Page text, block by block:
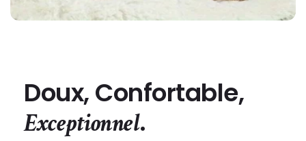
Doux, Confortable,
Exceptionnel.